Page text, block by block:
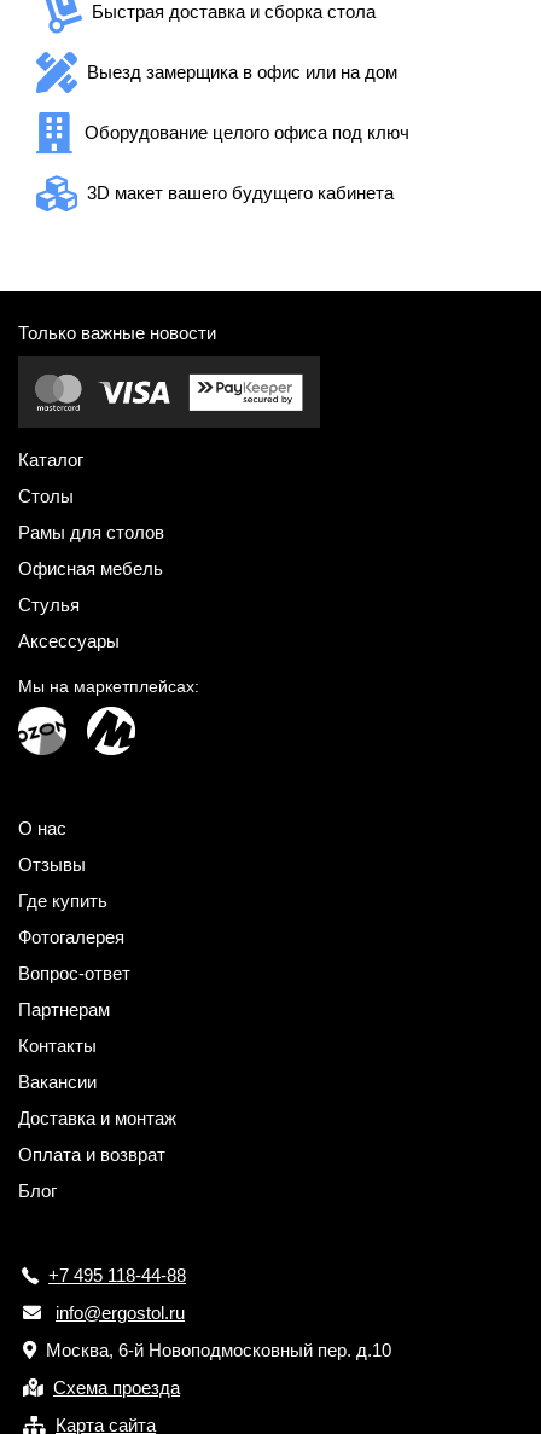
Быстрая доставка и сборка стола
Выезд замерщика в офис или на дом
Оборудование целого офиса под ключ
3D макет вашего будущего кабинета
Только важные новости
Каталог
Столы
Рамы для столов
Офисная мебель
Стулья
Аксессуары
Мы на маркетплейсах:
О нас
Отзывы
Где купить
Фотогалерея
Вопрос-ответ
Партнерам
Контакты
Вакансии
Доставка и монтаж
Оплата и возврат
Блог
+7 495 118-44-88
info@ergostol.ru
Москва, 6-й Новоподмосковный пер. д.10
Схема проезда
Карта сайта